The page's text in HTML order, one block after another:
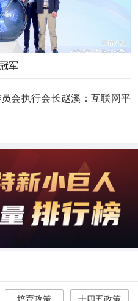
军
会执行会长赵溪：互联网平
培育政策
十四五政策